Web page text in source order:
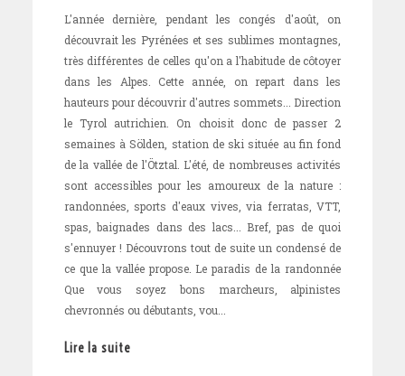
L'année dernière, pendant les congés d'août, on
découvrait les Pyrénées et ses sublimes montagnes,
très différentes de celles qu'on a l'habitude de côtoyer
dans les Alpes. Cette année, on repart dans les
hauteurs pour découvrir d'autres sommets... Direction
le Tyrol autrichien. On choisit donc de passer 2
semaines à Sölden, station de ski située au fin fond
de la vallée de l'Ötztal. L'été, de nombreuses activités
sont accessibles pour les amoureux de la nature :
randonnées, sports d'eaux vives, via ferratas, VTT,
spas, baignades dans des lacs... Bref, pas de quoi
s'ennuyer ! Découvrons tout de suite un condensé de
ce que la vallée propose. Le paradis de la randonnée
Que vous soyez bons marcheurs, alpinistes
chevronnés ou débutants, vou...
Lire la suite